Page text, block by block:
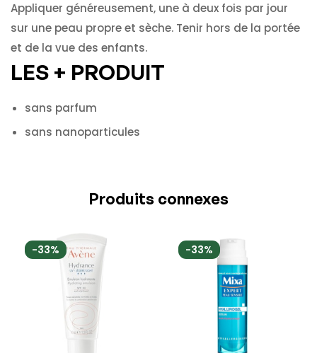
Appliquer généreusement, une à deux fois par jour
sur une peau propre et sèche. Tenir hors de la portée
et de la vue des enfants.
LES + PRODUIT
sans parfum
sans nanoparticules
Produits connexes
-33% -33%